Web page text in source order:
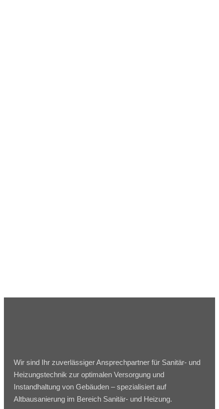
Wir sind Ihr zuverlässiger Ansprechpartner für Sanitär- und
Heizungstechnik zur optimalen Versorgung und
Instandhaltung von Gebäuden – spezialisiert auf
Altbausanierung im Bereich Sanitär- und Heizung.